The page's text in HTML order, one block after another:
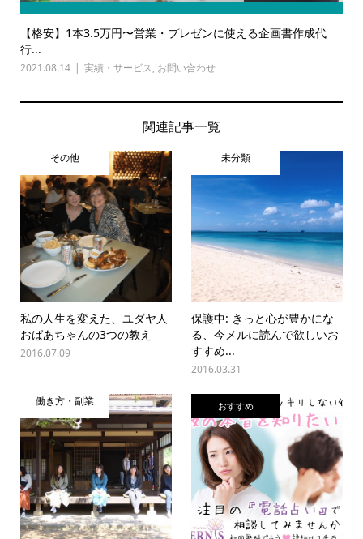
【格安】1本3.5万円〜営業・プレゼンに使える企画書作成代
行...
2021.08.14 実績・サービス, お問い合わせ
関連記事一覧
その他
私の人生を変えた、ユダヤ人
おばあちゃんの3つの教え
2016.07.09
未分類
保護中: きっと心が豊かにな
る、今メルに読んで欲しいお
すすめ...
2016.03.31
働き方・副業 おすすめ